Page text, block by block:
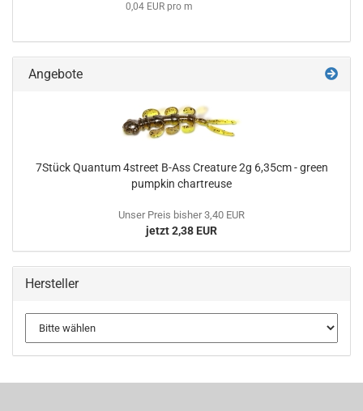
0,04 EUR pro m
Angebote
7Stück Quantum 4street B-Ass Creature 2g 6,35cm - green
pumpkin chartreuse
Unser Preis bisher 3,40 EUR
jetzt 2,38 EUR
Hersteller